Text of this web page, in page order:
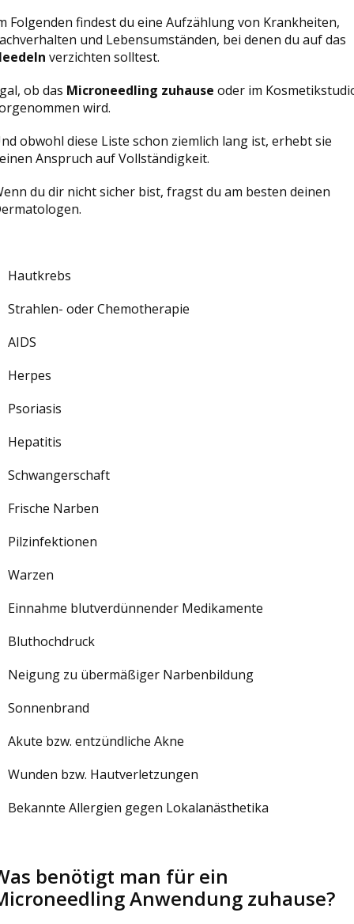
Folgenden findest du eine Aufzählung von Krankheiten,
und Lebensumständen, bei denen du auf das
verzichten solltest.
ob das Microneedling zuhause oder im
wird.
obwohl diese Liste schon ziemlich lang ist, erhebt sie
Anspruch auf Vollständigkeit.
du dir nicht sicher bist, fragst du am besten deinen
Hautkrebs
Strahlen- oder Chemotherapie
AIDS
Herpes
Psoriasis
Hepatitis
Schwangerschaft
Frische Narben
Pilzinfektionen
Warzen
Einnahme blutverdünnender Medikamente
Bluthochdruck
Neigung zu übermäßiger Narbenbildung
Sonnenbrand
Akute bzw. entzündliche Akne
Wunden bzw. Hautverletzungen
Bekannte Allergien gegen Lokalanästhetika
benötigt man für ein
Anwendung zuhause?